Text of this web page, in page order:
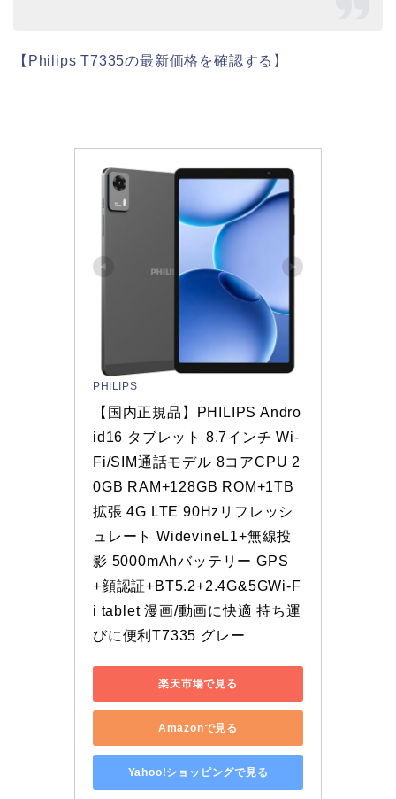
【Philips T7335の最新価格を確認する】
PHILIPS
【国内正規品】PHILIPS Andro
id16 タブレット 8.7インチ Wi-
Fi/SIM通話モデル 8コアCPU 2
0GB RAM+128GB ROM+1TB
拡張 4G LTE 90Hzリフレッシ
ュレート WidevineL1+無線投
影 5000mAhバッテリー GPS
+顔認証+BT5.2+2.4G&5GWi-F
i tablet 漫画/動画に快適 持ち運
びに便利T7335 グレー
楽天市場で見る
Amazonで見る
Yahoo!ショッピングで見る